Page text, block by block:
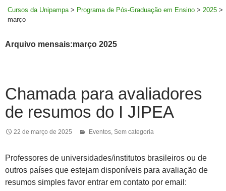
Cursos da Unipampa > Programa de Pós-Graduação em Ensino > 2025 >
março
Arquivo mensais:março 2025
Chamada para avaliadores
de resumos do I JIPEA
22 de março de 2025 Eventos Sem categoria
Professores de universidades/institutos brasileiros ou de
outros países que estejam disponíveis para avaliação de
resumos simples favor entrar em contato por email: